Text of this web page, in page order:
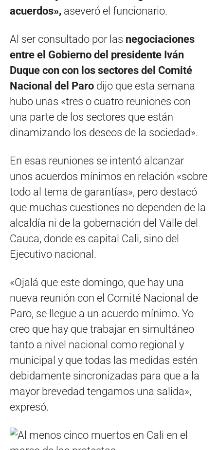
acuerdos», aseveró el funcionario.
Al ser consultado por las negociaciones
entre el Gobierno del presidente Iván
Duque con con los sectores del Comité
Nacional del Paro dijo que esta semana
hubo unas «tres o cuatro reuniones con
una parte de los sectores que están
dinamizando los deseos de la sociedad».
En esas reuniones se intentó alcanzar
unos acuerdos mínimos en relación «sobre
todo al tema de garantías», pero destacó
que muchas cuestiones no dependen de la
alcaldía ni de la gobernación del Valle del
Cauca, donde es capital Cali, sino del
Ejecutivo nacional.
«Ojalá que este domingo, que hay una
nueva reunión con el Comité Nacional de
Paro, se llegue a un acuerdo mínimo. Yo
creo que hay que trabajar en simultáneo
tanto a nivel nacional como regional y
municipal y que todas las medidas estén
debidamente sincronizadas para que a la
mayor brevedad tengamos una salida»,
expresó.